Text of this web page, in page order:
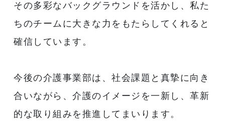
その多彩なバックグラウンドを活かし、私た
ちのチームに大きな力をもたらしてくれると
確信しています。
今後の介護事業部は、社会課題と真摯に向き
合いながら、介護のイメージを一新し、革新
的な取り組みを推進してまいります。